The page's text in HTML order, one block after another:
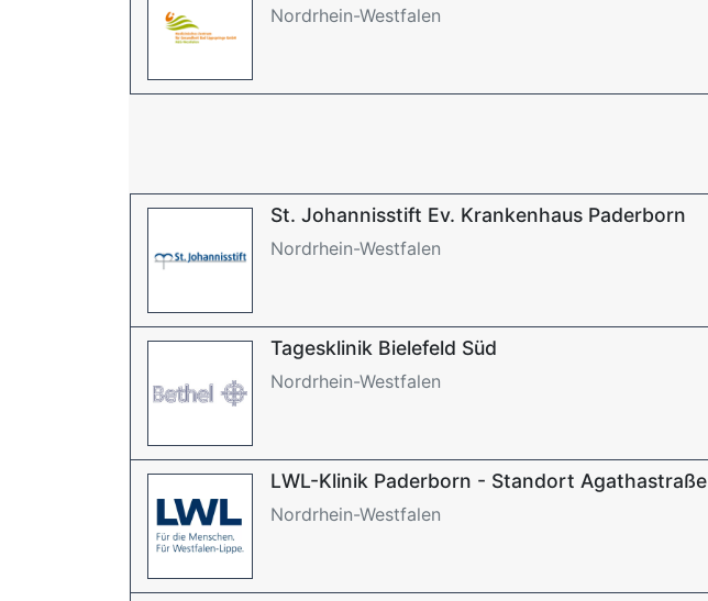
Nordrhein-Westfalen
St. Johannisstift Ev. Krankenhaus Paderborn
Nordrhein-Westfalen
Tagesklinik Bielefeld Süd
Nordrhein-Westfalen
LWL-Klinik Paderborn - Standort Agathastraße
Nordrhein-Westfalen